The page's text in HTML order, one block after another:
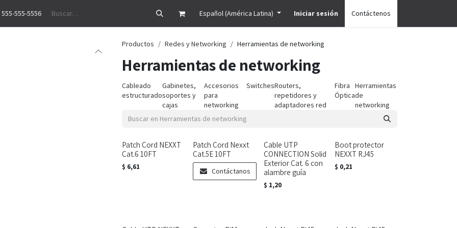
Historias de éxito Empleos Contáctenos
555-555-5556 Español (América Latina) Iniciar sesión Contáctenos
Productos Redes y Networking Herramientas de networking
Herramientas de networking
Cableado
estructurado
Gabinetes,
soportes y
cajas
Accesorios
para
networking
SwitchesRouters,
repetidores y
adaptadores red
Fibra
Óptica
Herramientas
de
networking
Patch Cord NEXXT
Cat.6 10FT
$ 6,61
Patch Cord Nexxt
Cat.5E 10FT
Contáctanos
Cable UTP
CONNECTION Solid
Exterior Cat. 6 con
alambre guía
$ 1,20
Boot protector
NEXXT RJ45
$ 0,21